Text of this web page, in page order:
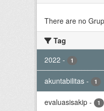
There are no
Tag
2022 - 1
akuntabilitas - 1
evaluasisakip - 1